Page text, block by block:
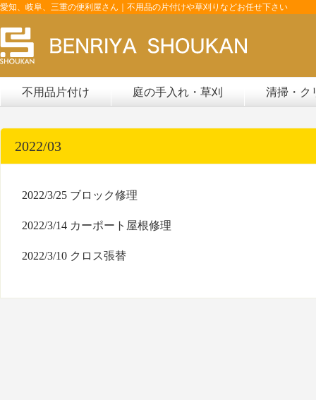
愛知、岐阜、三重の便利屋さん｜不用品の片付けや草刈りなどお任せ下さい
不用品片付け 庭の手入れ・草刈 清掃・ク
2022/03
2022/3/25 ブロック修理
2022/3/14 カーポート屋根修理
2022/3/10 クロス張替